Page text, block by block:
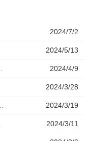
2024/7/2
2024/5/13
2024/4/9
2024/3/28
2024/3/19
2024/3/11